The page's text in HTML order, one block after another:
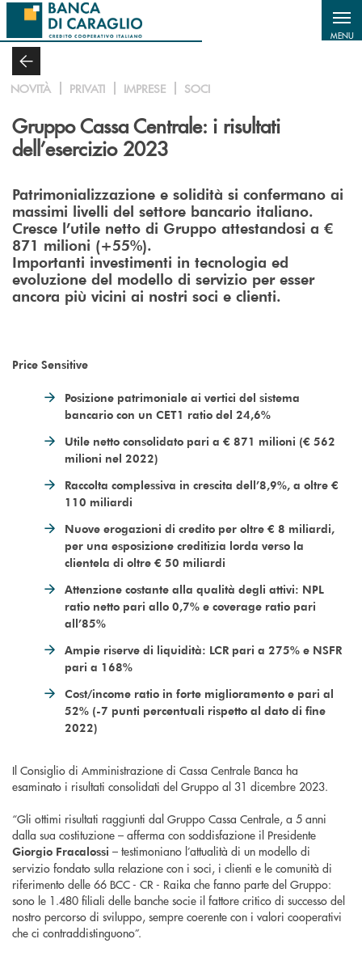
Salta al contenuto principale
MENU
NOVITÀ PRIVATI IMPRESE SOCI
Gruppo Cassa Centrale: i risultati
dell’esercizio 2023
Patrimonializzazione e solidità si confermano ai
massimi livelli del settore bancario italiano.
Cresce l’utile netto di Gruppo attestandosi a €
871 milioni (+55%).
Importanti investimenti in tecnologia ed
evoluzione del modello di servizio per esser
ancora più vicini ai nostri soci e clienti.
Price Sensitive
Posizione patrimoniale ai vertici del sistema
bancario con un CET1 ratio del 24,6%
Utile netto consolidato pari a € 871 milioni (€ 562
milioni nel 2022)
Raccolta complessiva in crescita dell’8,9%, a oltre €
110 miliardi
Nuove erogazioni di credito per oltre € 8 miliardi,
per una esposizione creditizia lorda verso la
clientela di oltre € 50 miliardi
Attenzione costante alla qualità degli attivi: NPL
ratio netto pari allo 0,7% e coverage ratio pari
all’85%
Ampie riserve di liquidità: LCR pari a 275% e NSFR
pari a 168%
Cost/income ratio in forte miglioramento e pari al
52% (-7 punti percentuali rispetto al dato di fine
2022)
Il Consiglio di Amministrazione di Cassa Centrale Banca ha
esaminato i risultati consolidati del Gruppo al 31 dicembre 2023.
“Gli ottimi risultati raggiunti dal Gruppo Cassa Centrale, a 5 anni
dalla sua costituzione – afferma con soddisfazione il Presidente
Giorgio Fracalossi – testimoniano l’attualità di un modello di
servizio fondato sulla relazione con i soci, i clienti e le comunità di
riferimento delle 66 BCC - CR - Raika che fanno parte del Gruppo:
sono le 1.480 filiali delle banche socie il fattore critico di successo del
nostro percorso di sviluppo, sempre coerente con i valori cooperativi
che ci contraddistinguono”.